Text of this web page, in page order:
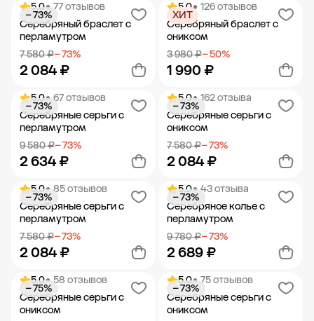
Добавить в корзину Добавить в корзину
5.0• 77 отзывов
Серебряный браслет с
перламутром
7 580 ₽− 73%
2 084 ₽
− 73%
Добавить в корзину
5.0• 126 отзывов
Серебряный браслет с
ониксом
3 980 ₽− 50%
1 990 ₽
ХИТ
Добавить в корзину
5.0• 67 отзывов
Серебряные серьги с
перламутром
9 580 ₽− 73%
2 634 ₽
− 73%
Добавить в корзину
5.0• 162 отзыва
Серебряные серьги с
ониксом
7 580 ₽− 73%
2 084 ₽
− 73%
Добавить в корзину
5.0• 85 отзывов
Серебряные серьги с
перламутром
7 580 ₽− 73%
2 084 ₽
− 73%
Добавить в корзину
5.0• 43 отзыва
Серебряное колье с
перламутром
9 780 ₽− 73%
2 689 ₽
− 73%
Добавить в корзину
5.0• 58 отзывов
Серебряные серьги с
ониксом
− 75%
5.0• 75 отзывов
Серебряные серьги с
ониксом
− 73%